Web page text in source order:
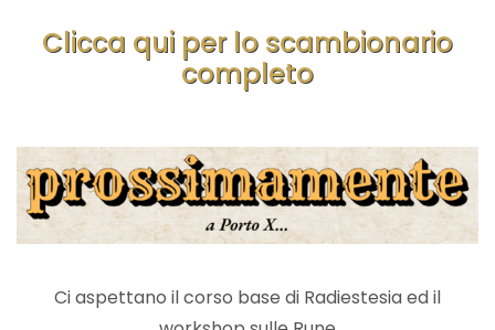
Clicca qui per lo scambionario
completo
Ci aspettano il corso base di Radiestesia ed il